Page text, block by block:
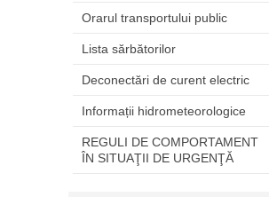
Orarul transportului public
Lista sărbătorilor
Deconectări de curent electric
Informații hidrometeorologice
REGULI DE COMPORTAMENT
ÎN SITUAŢII DE URGENŢĂ